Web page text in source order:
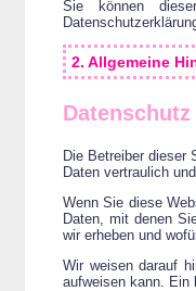
Sie können
2. Allgemeine
Datenschutz
Die Betreiber dieser
Daten vertraulich
Wenn Sie diese
Daten, mit denen
wir erheben und
Wir weisen darauf
aufweisen kann. Ein